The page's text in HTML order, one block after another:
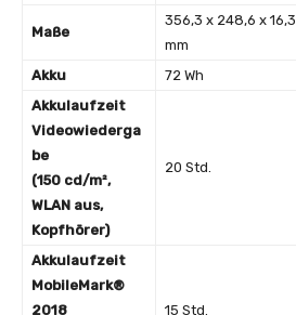
Maße
356,3 x 248,6 x 16,3
mm
Akku
72 Wh
Akkulaufzeit
Videowiederga
be
(150 cd/m²,
WLAN aus,
Kopfhörer)
20 Std.
Akkulaufzeit
MobileMark®
2018
15 Std.